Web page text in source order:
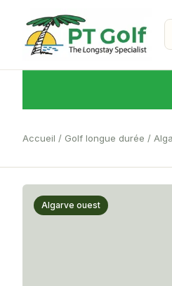
Accueil / Golf longue durée /
Algarve ouest